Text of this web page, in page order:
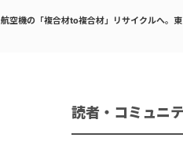
航空機の「複合材to複合材」リサイクルへ。
読者・コミュニ